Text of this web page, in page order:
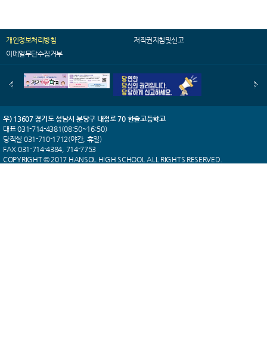
개인정보처리방침
저작권지침및신고
이메일무단수집거부
우) 13607 경기도 성남시 분당구 내정로 70 한솔고등학교
대표 031-714-4381(08:50~16:50)
당직실 031-710-1712(야간, 휴일)
FAX 031-714-4384, 714-7753
COPYRIGHT © 2017 HANSOL HIGH SCHOOL ALL RIGHTS RESERVED.